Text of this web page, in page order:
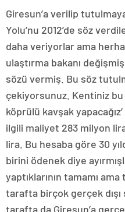
Giresun’a verilip
Yolu’nu 2012’de söz
daha veriyorlar ama
ulaştırma bakanı
sözü vermiş. Bu söz
çekiyorsunuz. Kentiniz bu
köprülü kavşak
ilgili maliyet 283 milyon
lira. Bu hesaba göre 30
birini ödenek diye
yaptıklarının tamamı
tarafta birçok gerçek
tarafta da Giresun’a